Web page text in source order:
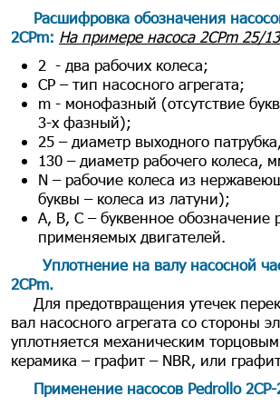
Расшифровка обозначения
2CPm: На примере насоса 2CPm 25/
2 - два рабочих колеса;
СP – тип насосного агрегата;
m - монофазный (отсутствие
3-х фазный);
25 – диаметр выходного
130 – диаметр рабочего колеса,
N – рабочие колеса из
буквы – колеса из латуни);
А, В, С – буквенное обозначение
применяемых двигателей.
Уплотнение на валу насосной
2CPm.
Для предотвращения утечек
вал насосного агрегата со стороны
уплотняется механическим
керамика – графит – NBR, или
Применение насосов Pedrollo 2CP-